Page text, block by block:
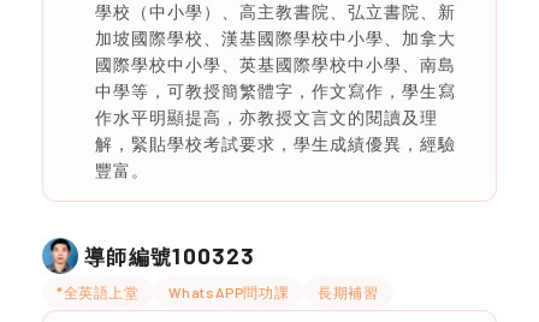
學校（中小學）、高主教書院、弘立書院、新
加坡國際學校、漢基國際學校中小學、加拿大
國際學校中小學、英基國際學校中小學、南島
中學等，可教授簡繁體字，作文寫作，學生寫
作水平明顯提高，亦教授文言文的閱讀及理
解，緊貼學校考試要求，學生成績優異，經驗
豐富。
導師編號100323
*全英語上堂 WhatsAPP問功課 長期補習